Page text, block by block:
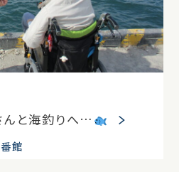
んと海釣りへ…
館